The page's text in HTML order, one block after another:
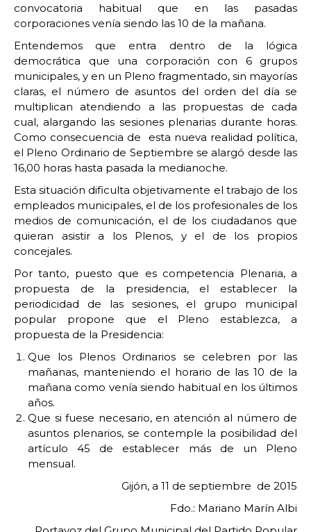
convocatoria habitual que en las pasadas
corporaciones venía siendo las 10 de la mañana.
Entendemos que entra dentro de la lógica
democrática que una corporación con 6 grupos
municipales, y en un Pleno fragmentado, sin mayorías
claras, el número de asuntos del orden del día se
multiplican atendiendo a las propuestas de cada
cual, alargando las sesiones plenarias durante horas.
Como consecuencia de esta nueva realidad política,
el Pleno Ordinario de Septiembre se alargó desde las
16,00 horas hasta pasada la medianoche.
Esta situación dificulta objetivamente el trabajo de los
empleados municipales, el de los profesionales de los
medios de comunicación, el de los ciudadanos que
quieran asistir a los Plenos, y el de los propios
concejales.
Por tanto, puesto que es competencia Plenaria, a
propuesta de la presidencia, el establecer la
periodicidad de las sesiones, el grupo municipal
popular propone que el Pleno establezca, a
propuesta de la Presidencia:
Que los Plenos Ordinarios se celebren por las
mañanas, manteniendo el horario de las 10 de la
mañana como venía siendo habitual en los últimos
años.
Que si fuese necesario, en atención al número de
asuntos plenarios, se contemple la posibilidad del
artículo 45 de establecer más de un Pleno
mensual.
Gijón, a 11 de septiembre de 2015
Fdo.: Mariano Marín Albi